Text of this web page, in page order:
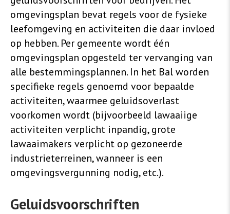
omgevingsplan bevat regels voor de fysieke
leefomgeving en activiteiten die daar invloed
op hebben. Per gemeente wordt één
omgevingsplan opgesteld ter vervanging van
alle bestemmingsplannen. In het Bal worden
specifieke regels genoemd voor bepaalde
activiteiten, waarmee geluidsoverlast
voorkomen wordt (bijvoorbeeld lawaaiige
activiteiten verplicht inpandig, grote
lawaaimakers verplicht op gezoneerde
industrieterreinen, wanneer is een
omgevingsvergunning nodig, etc.).
Geluidsvoorschriften